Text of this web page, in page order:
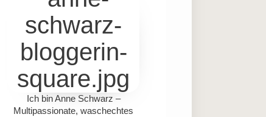
Ich bin Anne Schwarz –
Multipassionate, waschechtes